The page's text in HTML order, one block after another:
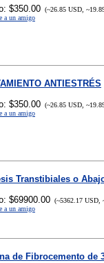
$350.00 (~26.85 USD,
a un amigo
ANTIESTRÉS
$350.00 (~26.85 USD,
a un amigo
Transtibiales o
$69900.00 (~5362.17 USD,
a un amigo
de Fibrocemento de